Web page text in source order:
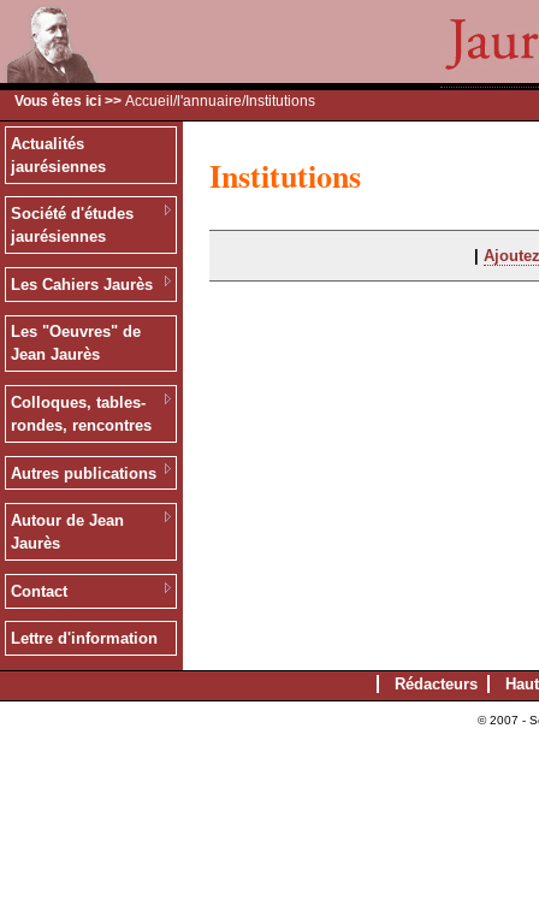
Vous êtes ici >> Accueil /l'annuaire/Institutions
Actualités
jaurésiennes
Société d'études
jaurésiennes
Les Cahiers Jaurès
Les "Oeuvres" de
Jean Jaurès
Colloques, tables-
rondes, rencontres
Autres publications
Autour de Jean
Jaurès
Contact
Lettre d'information
Institutions
|
Rédacteurs
© 2007 -